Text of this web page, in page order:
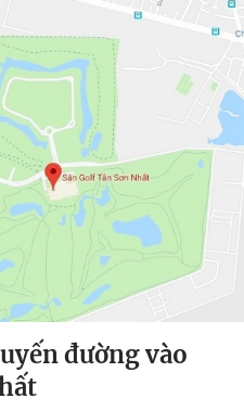
đường vào